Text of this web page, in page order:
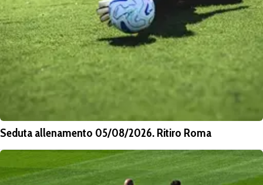
Seduta allenamento 05/08/2026. Ritiro Roma